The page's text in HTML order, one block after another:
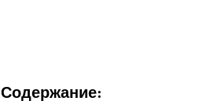
­Содержание: